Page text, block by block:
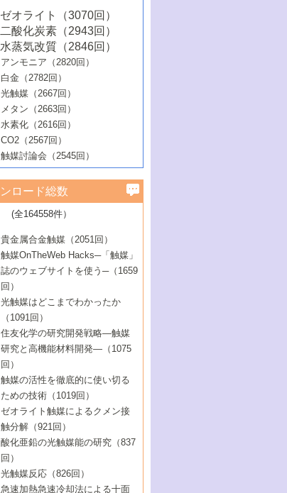
オンライン・対面開催）
タン転換技術の最新動向
125回触媒討論会（2020年・工学
）
体触媒による含窒素有機化合物変
前線
金属使用量低減に向けた自動車排
化触媒の開発
123回触媒討論会（2019年・大阪
121回触媒討論会（2018年・東京
素のふるまいを解き明かす最先端
級アルカンの有効利用のための触
119回触媒討論会（2017年・首都
京）
媒研究の最先端～とびたて若き研究
～（1）
媒研究の最先端～とびたて若き研究
～（2）
媒研究の最先端～とびたて若き研究
～（3）
オニクス材料と燃料電池・電解合成
の研究動向
117回触媒討論会（2016年・大阪府
）
油精製用触媒の最近の進展
体酸化物形燃料電池（SOFC）におけ
ード触媒上での燃料直接改質技術
アシェル構造の制御による触媒機能
業触媒およびその周辺技術の最近の
ノシート
115回触媒討論会（2015年・成蹊大
触媒反応機構に関する最新の研究動
向
工光合成に向けた近年のアプローチ
利用熱エネルギーの有効活用に貢献
媒技術
リオキソメタレート
113回触媒討論会（2014年・ロワジ
テル豊橋）
耐久性燃料電池システム用触媒にお
展開
ビングラジカル重合の最近の動向
然ガスの化学工業的展開に関する触
金属触媒の精密構造制御とその活用
イオマス化成品製造のための固体触
ノ空間─吸着状態解析から新機能開拓
111回触媒討論会（2013年・関西大
（2012年）
則性多孔体の利用技術における最近
109回触媒討論会
金属低減技術の最新動向
金属代替技術の最新動向
触媒による物質変換反応の新展開
ラフェン
素を利用する化成品合成の新潮流
（2011年）
属学から見る合金触媒の新展開
107回触媒討論会
媒のその場観察法の進歩（１）
媒のその場観察法の進歩（２）
活性結合の触媒的活性化による有機
しい固体酸触媒技術
オライト合成における最近の進歩
（2010年）
媒の劣化対策と長寿命触媒開発
105回触媒討論会
ノ構造が拓く新機能
性サイトおよびその環境の精密な設
る触媒の高機能化
媒を有効に使うための技術
機分子触媒による精密有機合成
機能化ポリオレフィンに向けた重合
最近の進展
素材料－熱い注目を集める材料－
103回触媒討論会
境浄化用光触媒の現状と課題
素社会の実現に向けた水素製造・貯
の進歩
2が関わる触媒・材料
続可能社会実現のための触媒および
連技術
（2008年）
媒化学と学会のこの10年，半世紀，
未来
101回触媒討論会
体を利用したユニークな表面構造の
機能
手会員による触媒研究の未来展望1：
102回触媒討論会
媒・化学反応における計算化学の進
手研究者による触媒研究の未来展望
学・研究所編
（2007年）
フッ素化合物の合成と触媒
99回触媒討論会
用的ファインケミカル合成プロセス
する触媒
んな物質，あんな物質―新たな触媒
性―
結晶の化学』を活かした触媒研究
オン液体の応用
（2006年）
体酸触媒の最近の進歩
97回触媒討論会
ビング重合触媒の最近の展開
素製造・貯蔵のための触媒技術の新
開
98回触媒討論会
礎化学品製造の触媒技術
機能型リアクター
近の触媒担体とその効果
95回触媒討論会
分解用光触媒材料
間分解分光の進歩と応用
96回触媒討論会
臨界流体を用いた化学プロセスの新
（2004年）
分酸化反応触媒の最前線
93回触媒討論会
殊エネルギー場の触媒反応
体内における金属の触媒作用
ァインケミカルズの展開に寄与する
94回触媒討論会
ブナノレベルでみた新しい表面現象
レフィン重合触媒の新たな展
（2003年）
ぜこの触媒が良いのか？
91回触媒討論会
近の自動車排ガス処理技術
媒研究の現状と将来─第90回触媒討論
礎化学品製造の触媒技術
92回触媒討論会
礎化学品製造の触媒技術
源の循環と触媒技術
（2002年）
次制御された触媒の化学
89回触媒討論会
媒を利用した電気化学の新展開
ノ材料の調製と機能化
んな触媒が欲しい
90回触媒討論会
媒研究と学術雑誌/情報
い世代からみた触媒化学の現状と未
（2001年）
リーンケミストリーと触媒
87回触媒討論会特集号
体触媒とバイオプロセス
素製造・利用の触媒化学
媒研究における新しい切り口：コン
リアルケミストリー
88回触媒討論会特集号
業における触媒研究のブレークスル
の材料を触媒として使ってみません
（2000年）
媒反応工学の明日を拓く
85回触媒討論会
応ダイナミクス
媒のおもしろさをどのように伝える
86回触媒討論会
素化精製触媒の新しい展開
しい反応性と機能性を目指した金属
タ-化学
（1999年）
、穴、あな?-特異な空間とその利用-
83回触媒討論会
一系触媒反応最前線
用炭素材料の新展開
究の方法論を考える
能性金属材料と触媒
媒研究へのNMRの応用と展望
（1998年）
21世紀への提言/創立40周年記念・触
この10年の歩みとこれから/創立40周
81回触媒討論会
算機触媒化学へのさそい
媒劣化の制御と予測
新の実用プロセスと触媒
82回触媒討論会
一系と不均一系触媒反応-その特徴と
79回触媒討論会
新NO除去触媒の実用化研究
しい反応場を目指した触媒調製
応・分離技術の新しい展開
80回触媒討論会
（1996年）
媒の構造と触媒作用/C1化学を中心と
世紀への触媒
リンピックメダル:金・銀・銅はどん
作用を示すか
媒作用における機能の複合化
（1995年）
ァインケミカルズと固体触媒
75回触媒討論会
土類を利用した触媒
媒とリサイクル
ネルギー変換触媒
（1994年）
気化学と触媒
73回触媒討論会
化学の展開
通常号》
（1993年）
業触媒開発マニュアル―探索から工
で
71回触媒討論会
（1992年）
ンパクトを与えたこの研究
69回触媒討論会
（1991年）
媒プロセス開発マニュアル―探索か
（1990年）
ゼオライト（3070回）
二酸化炭素（2943回）
水蒸気改質（2846回）
アンモニア（2820回）
白金（2782回）
光触媒（2667回）
メタン（2663回）
水素化（2616回）
CO2（2567回）
触媒討論会（2545回）
ロード総数
(全164558件）
貴金属合金触媒（2051回）
触媒OnTheWeb Hacks─「触媒」
誌のウェブサイトを使う─（1659
回）
光触媒はどこまでわかったか
（1091回）
住友化学の研究開発戦略―触媒
研究と高機能材料開発―（1075
回）
触媒の活性を徹底的に使い切る
ための技術（1019回）
ゼオライト触媒によるクメン接
触分解（921回）
酸化亜鉛の光触媒能の研究（837
回）
光触媒反応（826回）
急速加熱急速冷却法による十面